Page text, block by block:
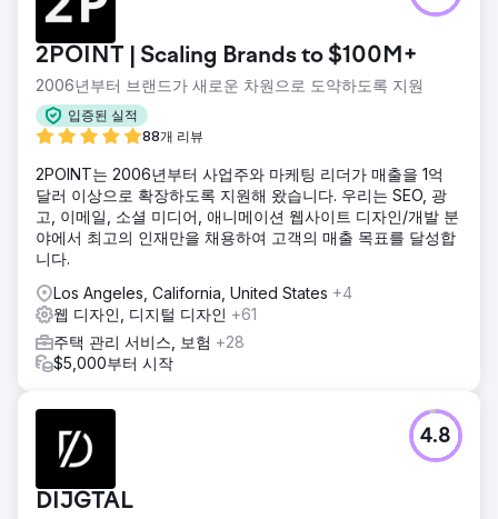
2POINT | Scaling Brands to $100M+
2006년부터 브랜드가 새로운 차원으로 도약하도록 지원
입증된 실적
88개 리뷰
2POINT는 2006년부터 사업주와 마케팅 리더가 매출을 1억
달러 이상으로 확장하도록 지원해 왔습니다. 우리는 SEO, 광
고, 이메일, 소셜 미디어, 애니메이션 웹사이트 디자인/개발 분
야에서 최고의 인재만을 채용하여 고객의 매출 목표를 달성합
니다.
Los Angeles, California, United States +4
웹 디자인, 디지털 디자인 +61
주택 관리 서비스, 보험 +28
$5,000부터 시작
DIJGTAL
4.8